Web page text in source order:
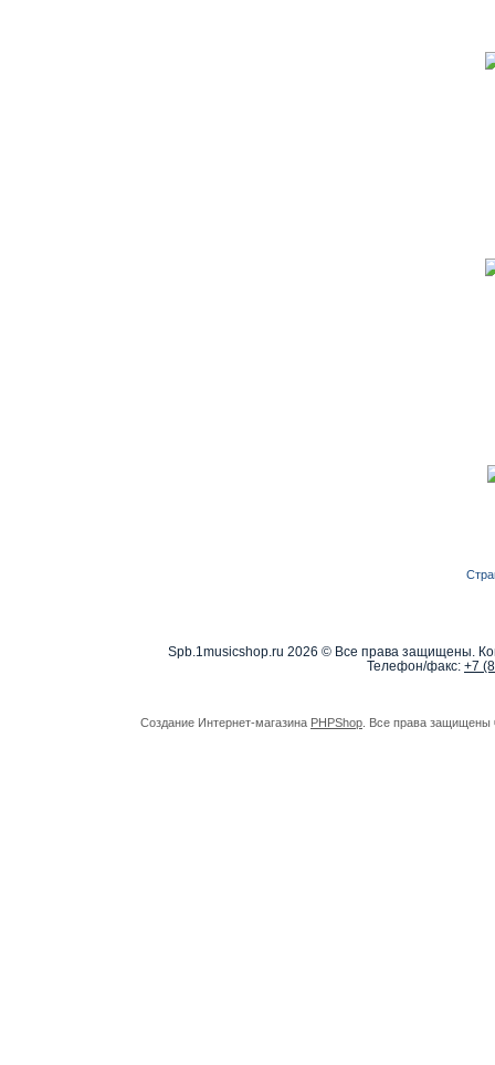
Spb.1musicshop.ru 2026 © Все права защищены.
Телефон/факс: +7
Создание Интернет-магазина PHPShop . Все права защищены